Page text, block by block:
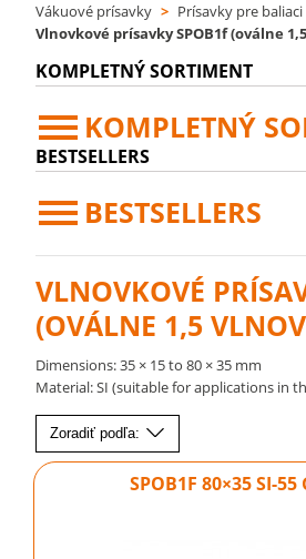
Vákuové prísavky > Prísavky pre
Vlnovkové prísavky SPOB1f (oválne
KOMPLETNÝ SORTIMENT
KOMPLETNÝ
BESTSELLERS
BESTSELLERS
VLNOVKOVÉ
(OVÁLNE 1,5
Dimensions: 35 × 15 to 80 × 35 mm
Material: SI (suitable for applications in
Zoradiť podľa:
SPOB1F 80×35 SI-55